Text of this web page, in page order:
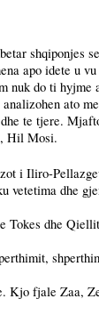
shqiponjes
apo idete u
nuk do ti
ato
te tjere.
Hil Mosi.
i Iliro-
vetetima dhe
dhe
fjale Zaa,